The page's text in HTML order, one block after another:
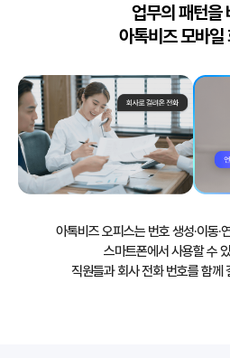
업무의 패턴을
아톡비즈 모바일
아톡비즈 오피스는 번호 생성·이동·
스마트폰에서 사용할 수
직원들과 회사 전화 번호를 함께